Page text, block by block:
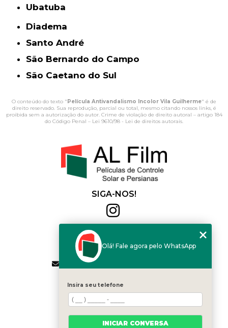
Ubatuba
Diadema
Santo André
São Bernardo do Campo
São Caetano do Sul
O conteúdo do texto "Película Antivandalismo Incolor Vila Guilherme" é de
direito reservado. Sua reprodução, parcial ou total, mesmo citando nossos links, é
proibida sem a autorização do autor. Crime de violação de direito autoral – artigo 184
do Código Penal – Lei 9610/98 - Lei de direitos autorais.
SIGA-NOS!
(11) 2564-4684
(11) 94168-2041
contato.vendas@alfilm.com.br
MENU
HOME
QUEM SOMOS
SERVIÇOS
Olá! Fale agora pelo WhatsApp
Insira seu telefone
INICIAR CONVERSA